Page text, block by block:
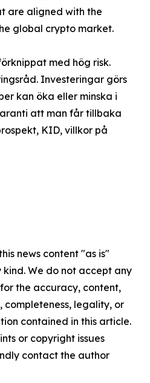
are aligned with the
global crypto market.
med hög risk.
Investeringar görs
kan öka eller minska i
att man får tillbaka
KID, villkor på
news content "as is"
We do not accept any
the accuracy, content,
completeness, legality, or
contained in this article.
or copyright issues
contact the author